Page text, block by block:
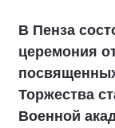
В Пенза
церемония
Торжества
Военной